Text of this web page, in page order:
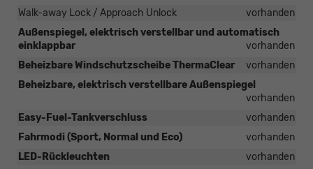
Walk-away Lock / Approach Unlock
vorhanden
Außenspiegel, elektrisch verstellbar und automatisch
einklappbar
vorhanden
Beheizbare Windschutzscheibe ThermaClear
vorhanden
Beheizbare, elektrisch verstellbare Außenspiegel
vorhanden
Easy-Fuel-Tankverschluss
vorhanden
Fahrmodi (Sport, Normal und Eco)
vorhanden
LED-Rückleuchten
vorhanden